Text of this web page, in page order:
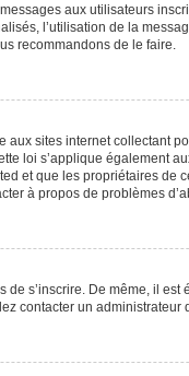
aux utilisateurs
l’utilisation de la
recommandons de le faire.
sites internet collectant
loi s’applique également
et que les propriétaires de
à propos de problèmes
s’inscrire. De même, il
contacter un administrateur